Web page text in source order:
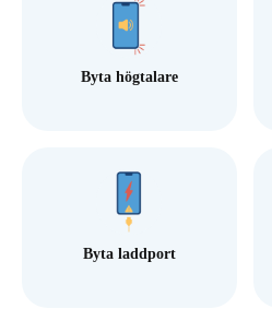
Byta högtalare
Byta laddport